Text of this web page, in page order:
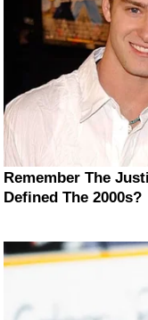
Remember The
Defined The 2000s?